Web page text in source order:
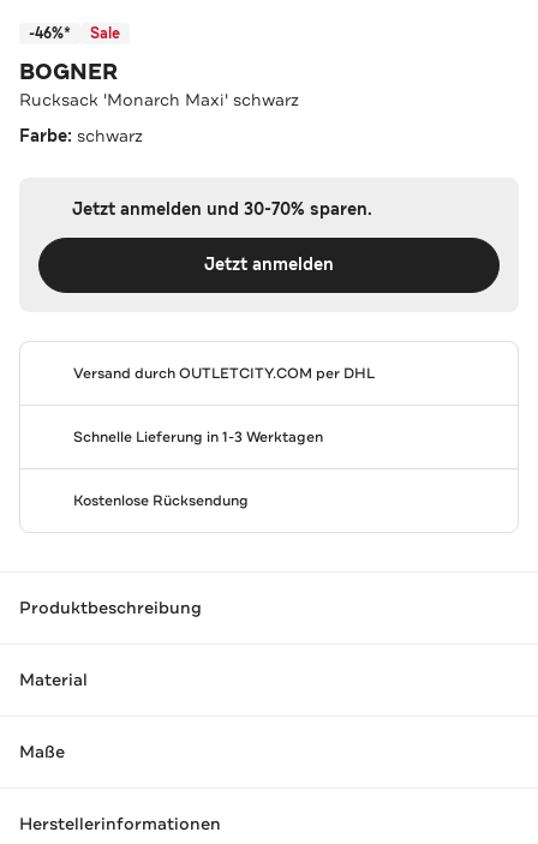
-46%* Sale
BOGNER
Rucksack 'Monarch Maxi' schwarz
Farbe: schwarz
Jetzt anmelden und 30-70% sparen.
Jetzt anmelden
Versand durchOUTLETCITY.COM per DHL
Schnelle Lieferung in 1-3 Werktagen
Kostenlose Rücksendung
Produktbeschreibung
Material
Maße
Herstellerinformationen